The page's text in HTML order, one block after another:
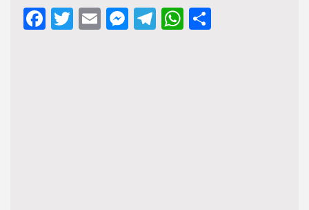
Facebook
Twitter
EmailMessenger
Telegram
WhatsApp